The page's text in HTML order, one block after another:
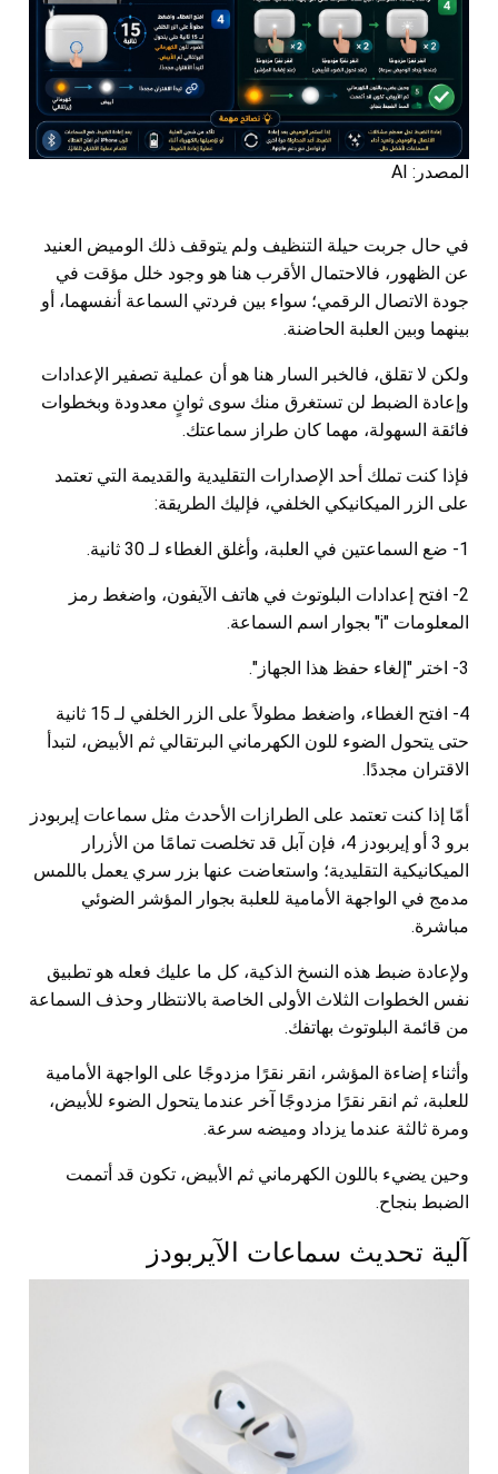
المصدر: AI
في حال جربت حيلة التنظيف ولم يتوقف ذلك الوميض العنيد
عن الظهور، فالاحتمال الأقرب هنا هو وجود خلل مؤقت في
جودة الاتصال الرقمي؛ سواء بين فردتي السماعة أنفسهما، أو
بينهما وبين العلبة الحاضنة.
ولكن لا تقلق، فالخبر السار هنا هو أن عملية تصفير الإعدادات
وإعادة الضبط لن تستغرق منك سوى ثوانٍ معدودة وبخطوات
فائقة السهولة، مهما كان طراز سماعتك.
فإذا كنت تملك أحد الإصدارات التقليدية والقديمة التي تعتمد
على الزر الميكانيكي الخلفي، فإليك الطريقة:
1- ضع السماعتين في العلبة، وأغلق الغطاء لـ 30 ثانية.
2- افتح إعدادات البلوتوث في هاتف الآيفون، واضغط رمز
المعلومات "i" بجوار اسم السماعة.
3- اختر "إلغاء حفظ هذا الجهاز".
4- افتح الغطاء، واضغط مطولاً على الزر الخلفي لـ 15 ثانية
حتى يتحول الضوء للون الكهرماني البرتقالي ثم الأبيض، لتبدأ
الاقتران مجددًا.
أمّا إذا كنت تعتمد على الطرازات الأحدث مثل سماعات إيربودز
برو 3 أو إيربودز 4، فإن آبل قد تخلصت تمامًا من الأزرار
الميكانيكية التقليدية؛ واستعاضت عنها بزر سري يعمل باللمس
مدمج في الواجهة الأمامية للعلبة بجوار المؤشر الضوئي
مباشرة.
ولإعادة ضبط هذه النسخ الذكية، كل ما عليك فعله هو تطبيق
نفس الخطوات الثلاث الأولى الخاصة بالانتظار وحذف السماعة
من قائمة البلوتوث بهاتفك.
وأثناء إضاءة المؤشر، انقر نقرًا مزدوجًا على الواجهة الأمامية
للعلبة، ثم انقر نقرًا مزدوجًا آخر عندما يتحول الضوء للأبيض،
ومرة ثالثة عندما يزداد وميضه سرعة.
وحين يضيء باللون الكهرماني ثم الأبيض، تكون قد أتممت
الضبط بنجاح.
آلية تحديث سماعات الآيربودز